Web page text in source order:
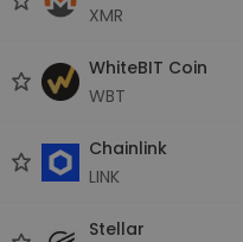
XMR
WhiteBIT Coin
WBT
Chainlink
LINK
Stellar